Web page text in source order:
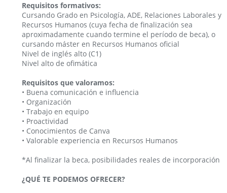
Requisitos formativos:
Cursando Grado en Psicología, ADE, Relaciones Laborales y
Recursos Humanos (cuya fecha de finalización sea
aproximadamente cuando termine el período de beca), o
cursando máster en Recursos Humanos oficial
Nivel de inglés alto (C1)
Nivel alto de ofimática
Requisitos que valoramos:
• Buena comunicación e influencia
• Organización
• Trabajo en equipo
• Proactividad
• Conocimientos de Canva
• Valorable experiencia en Recursos Humanos
*Al finalizar la beca, posibilidades reales de incorporación
¿QUÉ TE PODEMOS OFRECER?